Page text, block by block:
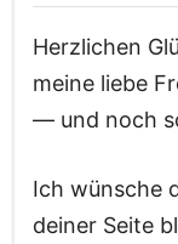
Herzlichen
meine liebe
— und noch
Ich wünsche
deiner Seite